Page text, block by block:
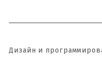
Дизайн и